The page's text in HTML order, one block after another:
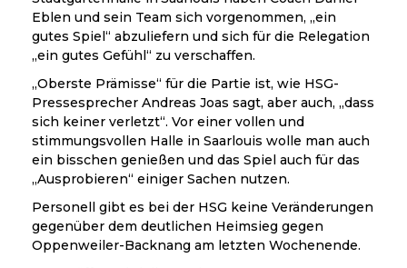
Eblen und sein Team sich vorgenommen, „ein
gutes Spiel“ abzuliefern und sich für die Relegation
„ein gutes Gefühl“ zu verschaffen.
„Oberste Prämisse“ für die Partie ist, wie HSG-
Pressesprecher Andreas Joas sagt, aber auch, „dass
sich keiner verletzt“. Vor einer vollen und
stimmungsvollen Halle in Saarlouis wolle man auch
ein bisschen genießen und das Spiel auch für das
„Ausprobieren“ einiger Sachen nutzen.
Personell gibt es bei der HSG keine Veränderungen
gegenüber dem deutlichen Heimsieg gegen
Oppenweiler-Backnang am letzten Wochenende.